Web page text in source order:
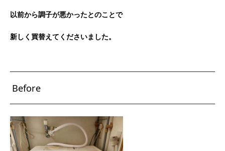
以前から調子が悪かったとのことで
新しく買替えてくださいました。
Before